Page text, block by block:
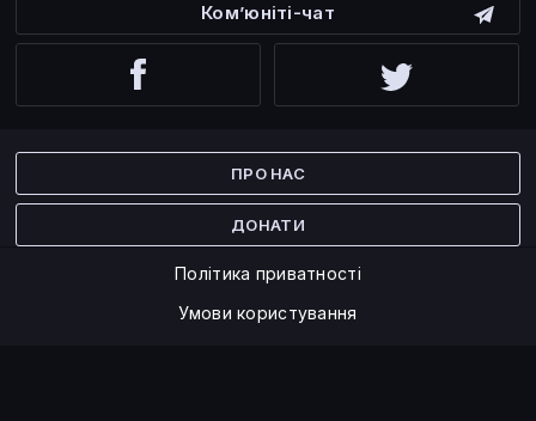
Ком’юніті-чат
ПРО НАС
ДОНАТИ
Політика приватності
Умови користування